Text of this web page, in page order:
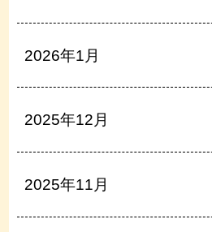
2026年1月
2025年12月
2025年11月